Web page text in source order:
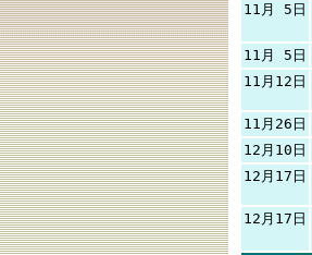
11月 5日
11月 5日
11月12日
11月26日
12月10日
12月17日
12月17日